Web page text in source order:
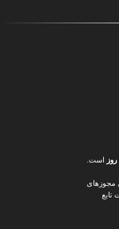
روز است.
مجوزهای
تابع